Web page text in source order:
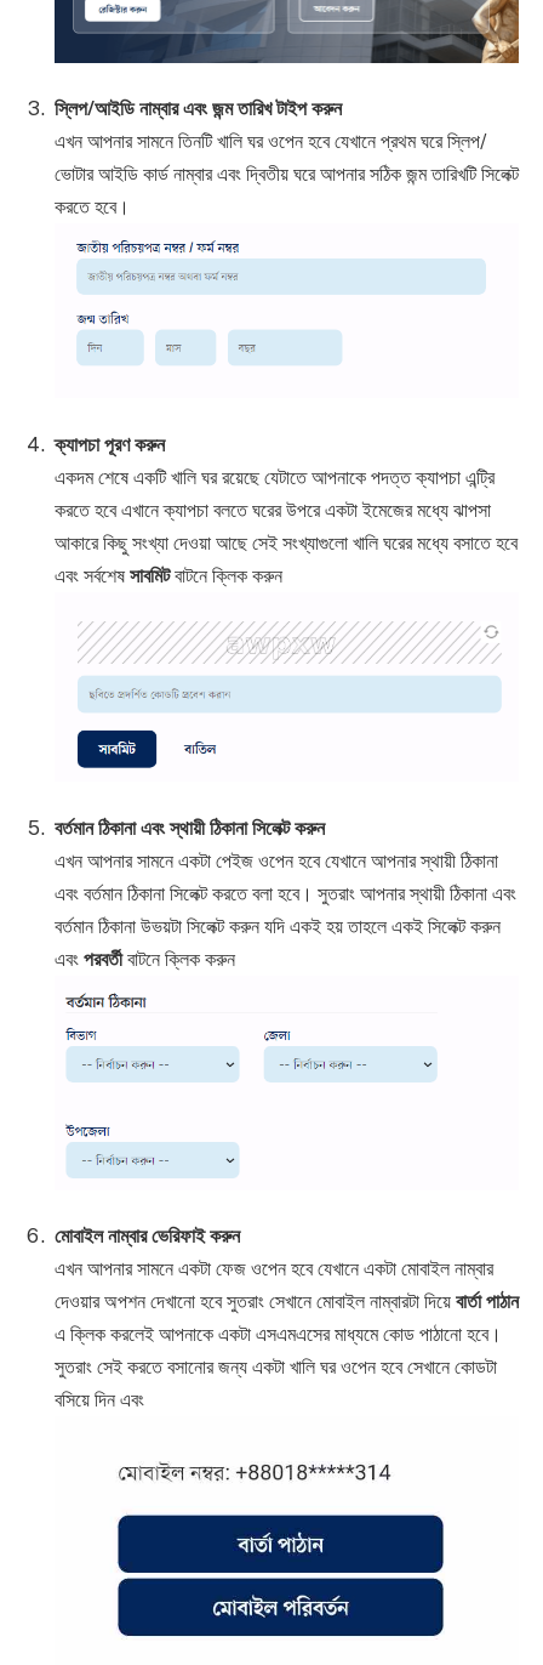
স্লিপ/আইডি নাম্বার এবং জন্ম তারিখ টাইপ করুন
এখন আপনার সামনে তিনটি খালি ঘর ওপেন হবে যেখানে প্রথম ঘরে স্লিপ/
ভোটার আইডি কার্ড নাম্বার এবং দ্বিতীয় ঘরে আপনার সঠিক জন্ম তারিখটি সিলেক্ট
করতে হবে।
ক্যাপচা পূরণ করুন
একদম শেষে একটি খালি ঘর রয়েছে যেটাতে আপনাকে পদত্ত ক্যাপচা এন্ট্রি
করতে হবে এখানে ক্যাপচা বলতে ঘরের উপরে একটা ইমেজের মধ্যে ঝাপসা
আকারে কিছু সংখ্যা দেওয়া আছে সেই সংখ্যাগুলো খালি ঘরের মধ্যে বসাতে হবে
এবং সর্বশেষ সাবমিটবাটনে ক্লিক করুন
বর্তমান ঠিকানা এবং স্থায়ী ঠিকানা সিলেক্ট করুন
এখন আপনার সামনে একটা পেইজ ওপেন হবে যেখানে আপনার স্থায়ী ঠিকানা
এবং বর্তমান ঠিকানা সিলেক্ট করতে বলা হবে। সুতরাং আপনার স্থায়ী ঠিকানা এবং
বর্তমান ঠিকানা উভয়টা সিলেক্ট করুন যদি একই হয় তাহলে একই সিলেক্ট করুন
এবং পরবর্তীবাটনে ক্লিক করুন
মোবাইল নাম্বার ভেরিফাই করুন
এখন আপনার সামনে একটা ফেজ ওপেন হবে যেখানে একটা মোবাইল নাম্বার
দেওয়ার অপশন দেখানো হবে সুতরাং সেখানে মোবাইল নাম্বারটা দিয়ে বার্তা পাঠান
এ ক্লিক করলেই আপনাকে একটা এসএমএসের মাধ্যমে কোড পাঠানো হবে।
সুতরাং সেই করতে বসানোর জন্য একটা খালি ঘর ওপেন হবে সেখানে কোডটা
বসিয়ে দিন এবং